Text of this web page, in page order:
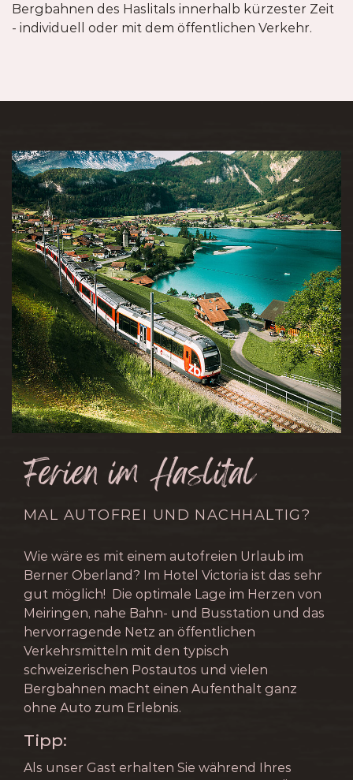
Bergbahnen des Haslitals innerhalb kürzester Zeit
- individuell oder mit dem öffentlichen Verkehr.
Ferien im Haslital
MAL AUTOFREI UND NACHHALTIG?
Wie wäre es mit einem autofreien Urlaub im
Berner Oberland? Im Hotel Victoria ist das sehr
gut möglich! Die optimale Lage im Herzen von
Meiringen, nahe Bahn- und Busstation und das
hervorragende Netz an öffentlichen
Verkehrsmitteln mit den typisch
schweizerischen Postautos und vielen
Bergbahnen macht einen Aufenthalt ganz
ohne Auto zum Erlebnis.
Tipp:
Als unser Gast erhalten Sie während Ihres